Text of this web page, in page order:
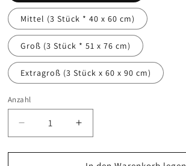
Mittel (3 Stück * 40 x 60 cm)
Groß (3 Stück * 51 x 76 cm)
Extragroß (3 Stück x 60 x 90 cm)
Anzahl
Anzahl
Verringere
die
Menge
Erhöhe
die
Menge